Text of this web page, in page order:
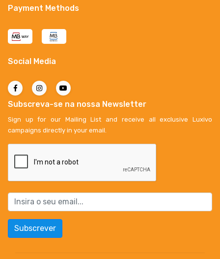
Payment Methods
Social Media
Subscreva-se na nossa Newsletter
Sign up for our Mailing List and receive all exclusive Luxivo
campaigns directly in your email.
Subscrever